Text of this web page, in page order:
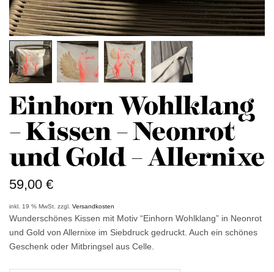
Einhorn Wohlklang
– Kissen – Neonrot
und Gold – Allernixe
59,00€
inkl. 19 % MwSt. zzgl.Versandkosten
Wunderschönes Kissen mit Motiv “Einhorn Wohlklang” in Neonrot
und Gold von Allernixe im Siebdruck gedruckt. Auch ein schönes
Geschenk oder Mitbringsel aus Celle.